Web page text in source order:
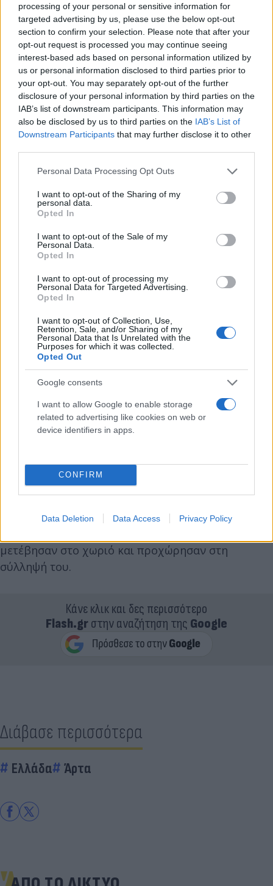
processing of your personal or sensitive information for
targeted advertising by us, please use the below opt-out
section to confirm your selection. Please note that after your
opt-out request is processed you may continue seeing
interest-based ads based on personal information utilized by
us or personal information disclosed to third parties prior to
your opt-out. You may separately opt-out of the further
disclosure of your personal information by third parties on the
IAB’s list of downstream participants. This information may
also be disclosed by us to third parties on the IAB’s List of
Downstream Participants that may further disclose it to other
Please note that this website/app uses one or more Google
not limited to your visit or usage behaviour. You may click to
grant or deny consent to Google and its third-party tags to
use your data for below specified purposes in below Google
consent section.
Personal Data Processing Opt Outs
I want to opt-out of the Sharing of my
personal data.
Opted In
I want to opt-out of the Sale of my
Personal Data.
Opted In
I want to opt-out of processing my
Personal Data for Targeted Advertising.
Opted In
I want to opt-out of Collection, Use,
Retention, Sale, and/or Sharing of my
Personal Data that Is Unrelated with the
Purposes for which it was collected.
Opted Out
Google consents
I want to allow Google to enable storage
related to advertising like cookies on web or
device identifiers in apps.
CONFIRM
Data Deletion Data Access Privacy Policy
https://youtu.be/nO3wITiULD4
Θυμίζουμε ότι ο 29χρονος συνελήφθη σήμερα το
πρωί μετά από τηλεφώνημα που έκανε ο ίδιος στην
Αστυνομική Διεύθυνση Άρτας υποδεικνύοντας το
σημείο στο οποίο βρισκόταν στο ορεινό χωριό
Δαφνούλα Ευρυτανίας.
μετέβησαν στο χωριό και προχώρησαν στη
σύλληψή του.
Κάνε κλικ και δες περισσότερο
Flash.grστην αναζήτηση της Google
Διάβασε περισσότερα
Ελλάδα Άρτα